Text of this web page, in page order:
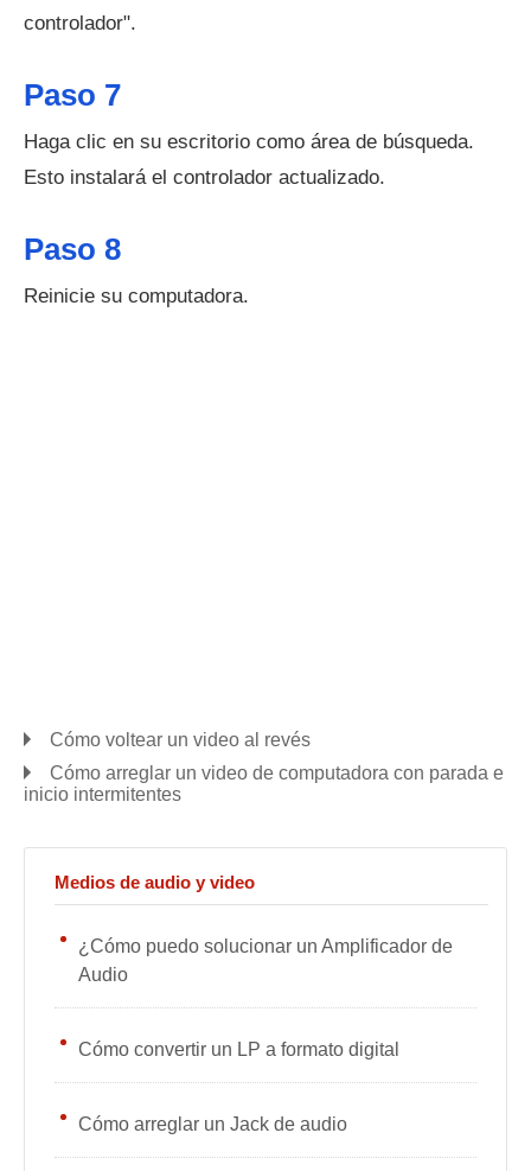
controlador".
Paso 7
Haga clic en su escritorio como área de búsqueda.
Esto instalará el controlador actualizado.
Paso 8
Reinicie su computadora.
Cómo voltear un video al revés
Cómo arreglar un video de computadora con parada e
inicio intermitentes
Medios de audio y video
¿Cómo puedo solucionar un Amplificador de
Audio
Cómo convertir un LP a formato digital
Cómo arreglar un Jack de audio